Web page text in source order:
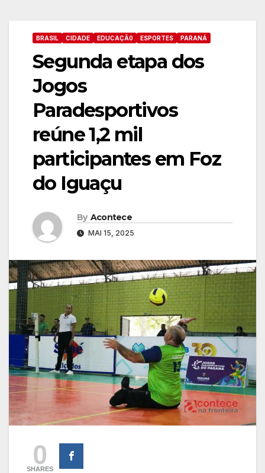
BRASIL CIDADE EDUCAÇÃ0 ESPORTES PARANÁ
Segunda etapa dos
Jogos
Paradesportivos
reúne 1,2 mil
participantes em Foz
do Iguaçu
By Acontece
MAI 15, 2025
0
SHARES